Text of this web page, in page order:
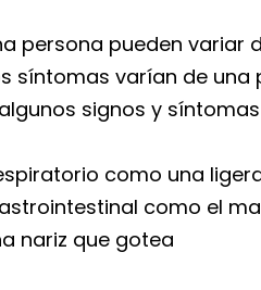
persona pueden
síntomas varían de
signos y
como una
como el
nariz que gotea